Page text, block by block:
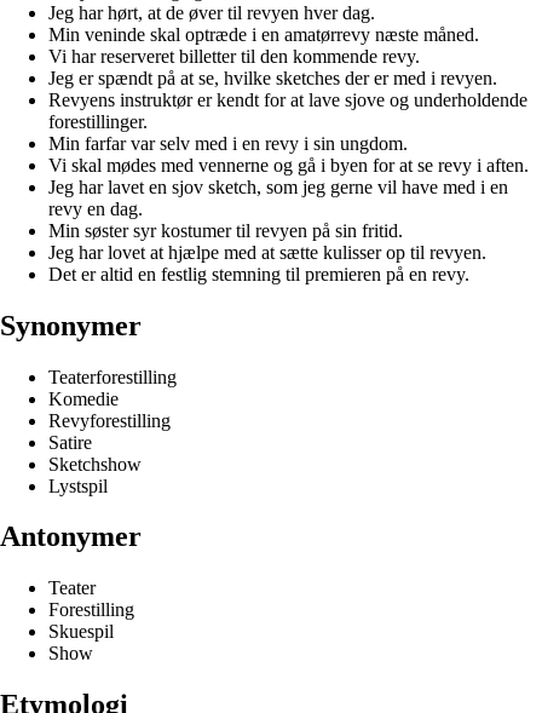
Jeg har hørt, at de øver til revyen hver dag.
Min veninde skal optræde i en amatørrevy næste måned.
Vi har reserveret billetter til den kommende revy.
Jeg er spændt på at se, hvilke sketches der er med i revyen.
Revyens instruktør er kendt for at lave sjove og underholdende
forestillinger.
Min farfar var selv med i en revy i sin ungdom.
Vi skal mødes med vennerne og gå i byen for at se revy i aften.
Jeg har lavet en sjov sketch, som jeg gerne vil have med i en
revy en dag.
Min søster syr kostumer til revyen på sin fritid.
Jeg har lovet at hjælpe med at sætte kulisser op til revyen.
Det er altid en festlig stemning til premieren på en revy.
Synonymer
Teaterforestilling
Komedie
Revyforestilling
Satire
Sketchshow
Lystspil
Antonymer
Teater
Forestilling
Skuespil
Show
Etymologi